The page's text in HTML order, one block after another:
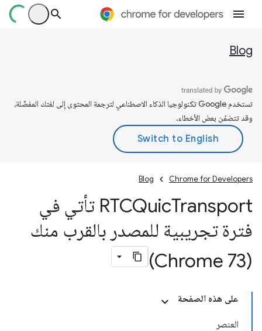
Blog
تستخدم Google تكنولوجيا الذكاء الاصطناعي لترجمة المحتوى إلى لغتك المفضّلة،
وقد تتضمّن بعض الأخطاء.
Chrome for Developers
Blog
RTCQuic Transport تأتي في
فترة تجريبية للمصدر بالقرب منك
(Chrome 73)
على هذه الصفحة
العنصر